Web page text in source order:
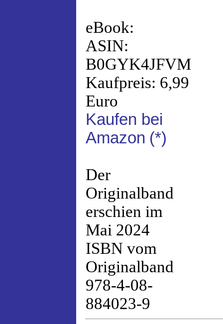
eBook:
ASIN:
B0GYK4JFVM
Kaufpreis: 6,99
Euro
Kaufen bei
Amazon (*)
Der
Originalband
erschien im
Mai 2024
ISBN vom
Originalband
978-4-08-
884023-9